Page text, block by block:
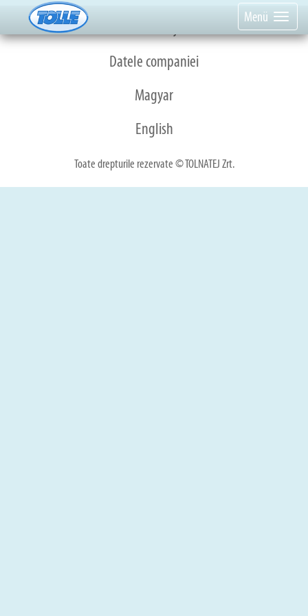
Menü
Datele companiei
Magyar
English
Toate drepturile rezervate © TOLNATEJ Zrt.